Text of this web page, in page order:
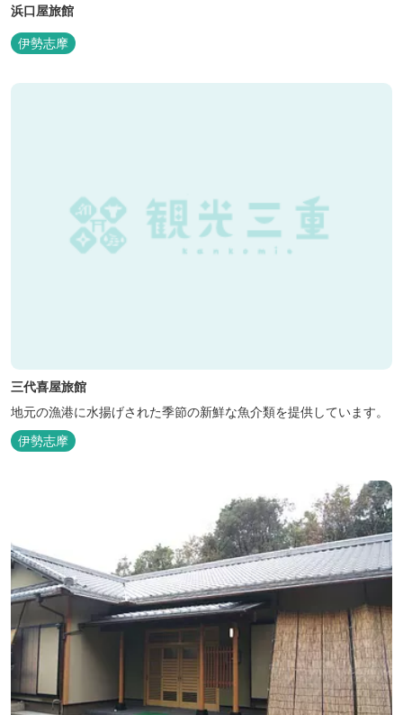
浜口屋旅館
伊勢志摩
三代喜屋旅館
地元の漁港に水揚げされた季節の新鮮な魚介類を提供しています。
伊勢志摩